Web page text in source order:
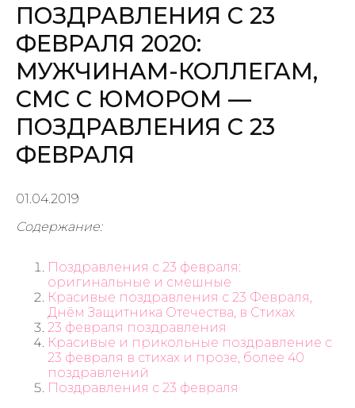
ПОЗДРАВЛЕНИЯ С 23
ФЕВРАЛЯ 2020:
МУЖЧИНАМ-КОЛЛЕГАМ,
СМС С ЮМОРОМ —
ПОЗДРАВЛЕНИЯ С 23
ФЕВРАЛЯ
01.04.2019
Содержание:
Поздравления с 23 февраля:
оригинальные и смешные
Красивые поздравления с 23 Февраля,
Днём Защитника Отечества, в Стихах
23 февраля поздравления
Красивые и прикольные поздравление с
23 февраля в стихах и прозе, более 40
поздравлений
Поздравления с 23 февраля